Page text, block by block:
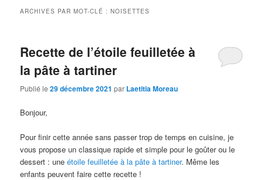
ARCHIVES PAR MOT-CLÉ :NOISETTES
Recette de l’étoile feuilletée à
la pâte à tartiner
Publié le29 décembre 2021 par Laetitia Moreau
Bonjour,
Pour finir cette année sans passer trop de temps en cuisine, je
vous propose un classique rapide et simple pour le goûter ou le
dessert : uneétoile feuilletée à la pâte à tartiner. Même les
enfants peuvent faire cette recette !